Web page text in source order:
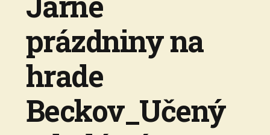
prázdniny na
hrade
Beckov_Učený